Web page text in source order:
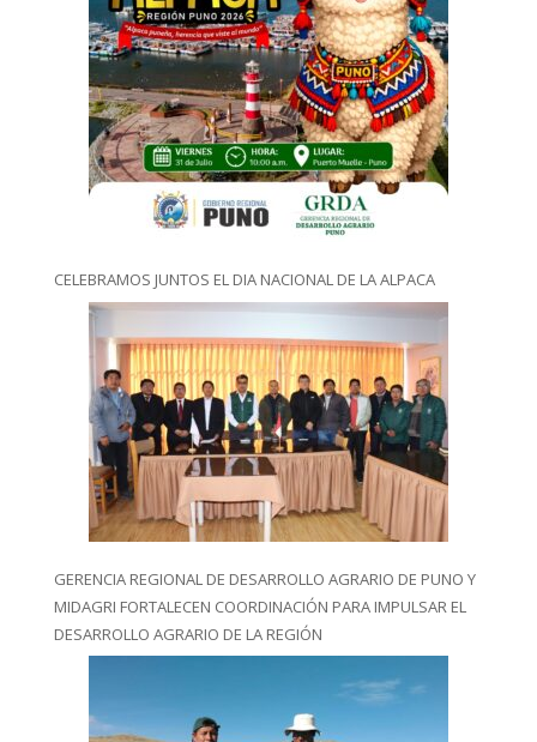
CELEBRAMOS JUNTOS EL DIA NACIONAL DE LA ALPACA
GERENCIA REGIONAL DE DESARROLLO AGRARIO DE PUNO Y
MIDAGRI FORTALECEN COORDINACIÓN PARA IMPULSAR EL
DESARROLLO AGRARIO DE LA REGIÓN